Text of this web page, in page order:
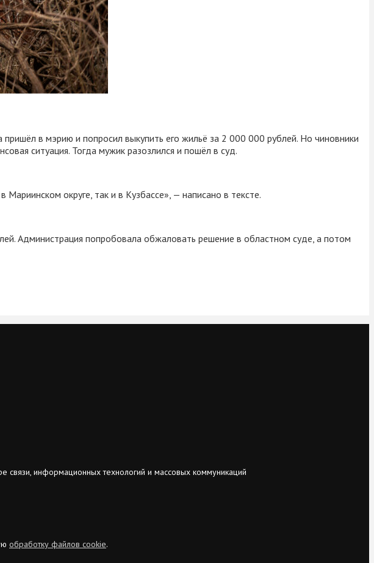
в мэрию и попросил выкупить его жильё за 2 000 000 рублей. Но чиновники
ситуация. Тогда мужик разозлился и пошёл в суд.
округе, так и в Кузбассе», — написано в тексте.
Администрация попробовала обжаловать решение в областном суде, а потом
информационных технологий и массовых коммуникаций
обработку файлов cookie.